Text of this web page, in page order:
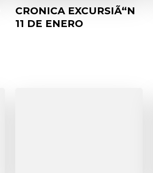
CRONICA EXCURSIÃ“N
11 DE ENERO